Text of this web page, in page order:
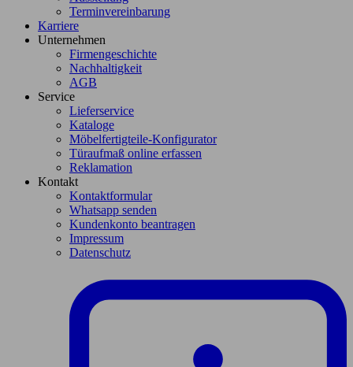
Terminvereinbarung
Karriere
Unternehmen
Firmengeschichte
Nachhaltigkeit
AGB
Service
Lieferservice
Kataloge
Möbelfertigteile-Konfigurator
Türaufmaß online erfassen
Reklamation
Kontakt
Kontaktformular
Whatsapp senden
Kundenkonto beantragen
Impressum
Datenschutz